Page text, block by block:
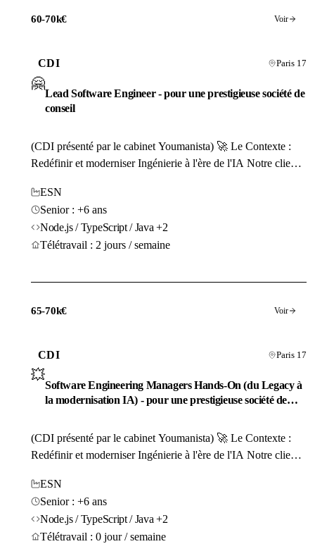
60-70k€ Voir
CDI Paris 17
🤗
Lead Software Engineer - pour une prestigieuse société de
conseil
(CDI présenté par le cabinet Youmanista) 🚀 Le Contexte :
Redéfinir et moderniser Ingénierie à l'ère de l'IA Notre client
définit les standards du développement...
ESN
Senior : +6 ans
Node.js / TypeScript / Java +2
Télétravail : 2 jours / semaine
65-70k€ Voir
CDI Paris 17
💥
Software Engineering Managers Hands-On (du Legacy à
la modernisation IA) - pour une prestigieuse société de
(CDI présenté par le cabinet Youmanista) 🚀 Le Contexte :
Redéfinir et moderniser Ingénierie à l'ère de l'IA Notre client
définit les standards du développement...
ESN
Senior : +6 ans
Node.js / TypeScript / Java +2
Télétravail : 0 jour / semaine